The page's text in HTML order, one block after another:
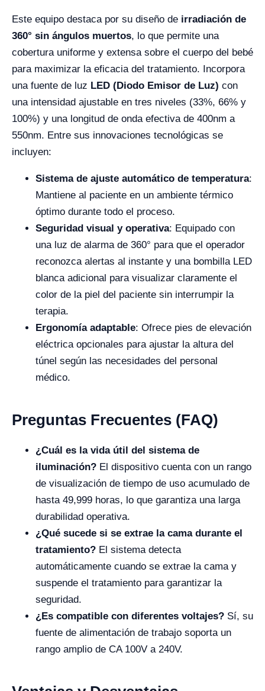
Este equipo destaca por su diseño de irradiación de
360° sin ángulos muertos, lo que permite una
cobertura uniforme y extensa sobre el cuerpo del bebé
para maximizar la eficacia del tratamiento. Incorpora
una fuente de luz LED (Diodo Emisor de Luz) con
una intensidad ajustable en tres niveles (33%, 66% y
100%) y una longitud de onda efectiva de 400nm a
550nm. Entre sus innovaciones tecnológicas se
incluyen:
Sistema de ajuste automático de temperatura:
Mantiene al paciente en un ambiente térmico
óptimo durante todo el proceso.
Seguridad visual y operativa: Equipado con
una luz de alarma de 360° para que el operador
reconozca alertas al instante y una bombilla LED
blanca adicional para visualizar claramente el
color de la piel del paciente sin interrumpir la
terapia.
Ergonomía adaptable: Ofrece pies de elevación
eléctrica opcionales para ajustar la altura del
túnel según las necesidades del personal
médico.
Preguntas Frecuentes (FAQ)
¿Cuál es la vida útil del sistema de
iluminación? El dispositivo cuenta con un rango
de visualización de tiempo de uso acumulado de
hasta 49,999 horas, lo que garantiza una larga
durabilidad operativa.
¿Qué sucede si se extrae la cama durante el
tratamiento? El sistema detecta
automáticamente cuando se extrae la cama y
suspende el tratamiento para garantizar la
seguridad.
¿Es compatible con diferentes voltajes? Sí, su
fuente de alimentación de trabajo soporta un
rango amplio de CA 100V a 240V.